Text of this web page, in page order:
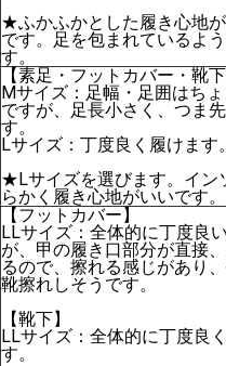
★ふかふかとした履き心地
です。足を包まれているよ
す。
【素足・フットカバー・靴下
Mサイズ：足幅・足囲はち
ですが、足長小さく、つま
す。
Lサイズ：丁度良く履けます。
★Lサイズを選びます。イン
らかく履き心地がいいです。
【フットカバー】
LLサイズ：全体的に丁度良
が、甲の履き口部分が直接
るので、擦れる感じがあり
靴擦れしそうです。
【靴下】
LLサイズ：全体的に丁度良
す。